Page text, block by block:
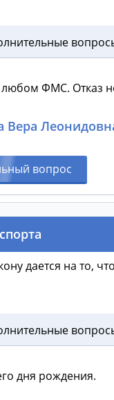
любом ФМС. Отказ
Вера
вопрос
дается на то,
дня рождения.